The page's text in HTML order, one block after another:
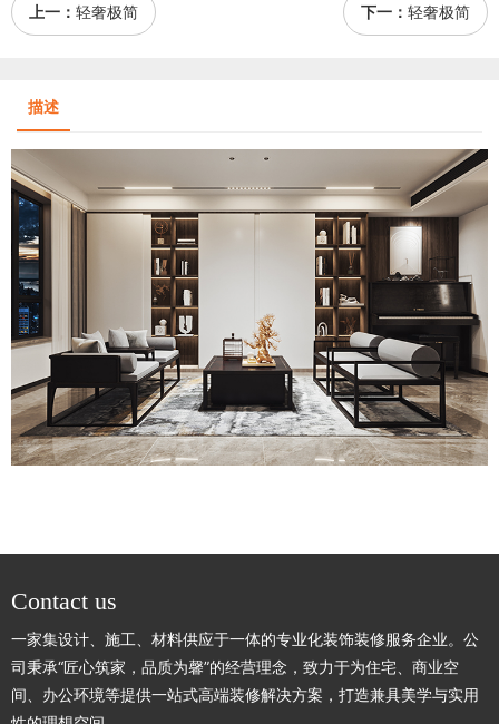
上一： 轻奢极简 下一： 轻奢极简
描述
Contact us
一家集设计、施工、材料供应于一体的专业化装饰装修服务企业。公
司秉承“匠心筑家，品质为馨”的经营理念，致力于为住宅、商业空
间、办公环境等提供一站式高端装修解决方案，打造兼具美学与实用